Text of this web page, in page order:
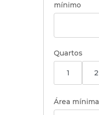
mínimo
Quartos
1 2
Área mínima